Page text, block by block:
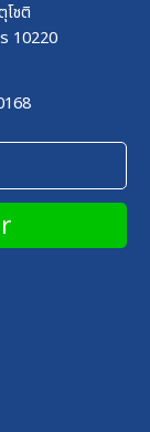
ชติ
10220